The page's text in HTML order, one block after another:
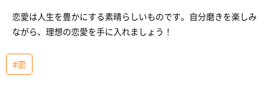
恋愛は人生を豊かにする素晴らしいものです。自分磨きを楽しみ
ながら、理想の恋愛を手に入れましょう！
#恋